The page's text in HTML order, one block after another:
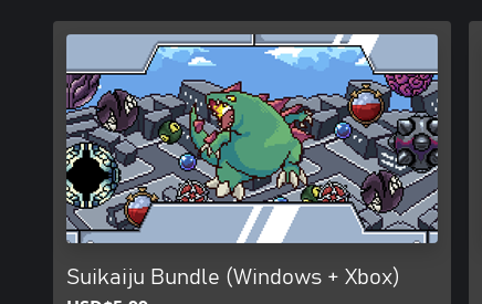
Suikaiju Bundle (Windows + Xbox)